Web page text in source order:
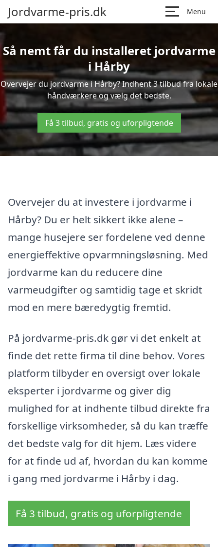
Jordvarme-pris.dk Menu
Så nemt får du installeret jordvarme
i Hårby
Overvejer du jordvarme i Hårby? Indhent 3 tilbud fra lokale
håndværkere og vælg det bedste.
Få 3 tilbud, gratis og uforpligtende
Overvejer du at investere i jordvarme i
Hårby? Du er helt sikkert ikke alene –
mange husejere ser fordelene ved denne
energieffektive opvarmningsløsning. Med
jordvarme kan du reducere dine
varmeudgifter og samtidig tage et skridt
mod en mere bæredygtig fremtid.
På jordvarme-pris.dk gør vi det enkelt at
finde det rette firma til dine behov. Vores
platform tilbyder en oversigt over lokale
eksperter i jordvarme og giver dig
mulighed for at indhente tilbud direkte fra
forskellige virksomheder, så du kan træffe
det bedste valg for dit hjem. Læs videre
for at finde ud af, hvordan du kan komme
i gang med jordvarme i Hårby i dag.
Få 3 tilbud, gratis og uforpligtende